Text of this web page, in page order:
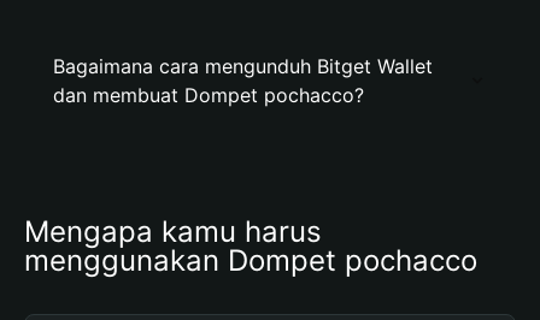
Bagaimana cara mengunduh Bitget Wallet
dan membuat Dompet pochacco?
Mengapa kamu harus
menggunakan Dompet pochacco